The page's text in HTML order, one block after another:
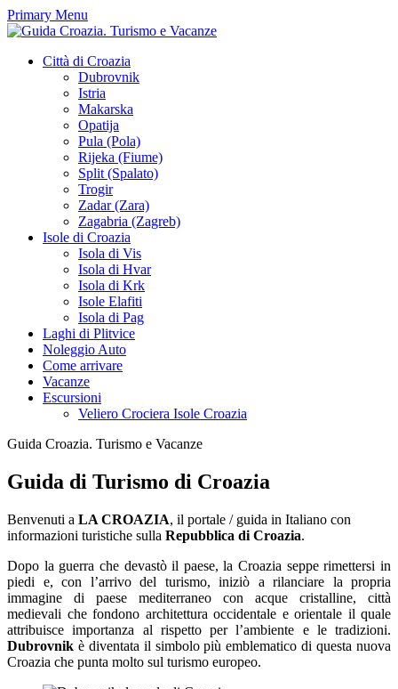
Primary Menu
Città di Croazia
Dubrovnik
Istria
Makarska
Opatija
Pula (Pola)
Rijeka (Fiume)
Split (Spalato)
Trogir
Zadar (Zara)
Zagabria (Zagreb)
Isole di Croazia
Isola di Vis
Isola di Hvar
Isola di Krk
Isole Elafiti
Isola di Pag
Laghi di Plitvice
Noleggio Auto
Come arrivare
Vacanze
Escursioni
Veliero Crociera Isole Croazia
Guida Croazia. Turismo e Vacanze
Guida di Turismo di Croazia
Benvenuti a LA CROAZIA, il portale / guida in Italiano con
informazioni turistiche sulla Repubblica di Croazia.
Dopo la guerra che devastò il paese, la Croazia seppe rimettersi in
piedi e, con l’arrivo del turismo, iniziò a rilanciare la propria
immagine di paese mediterraneo con acque cristalline, città
medievali che fondono architettura occidentale e orientale il quale
attribuisce importanza al rispetto per l’ambiente e le tradizioni.
Dubrovnik è diventata il simbolo più emblematico di questa nuova
Croazia che punta molto sul turismo europeo.